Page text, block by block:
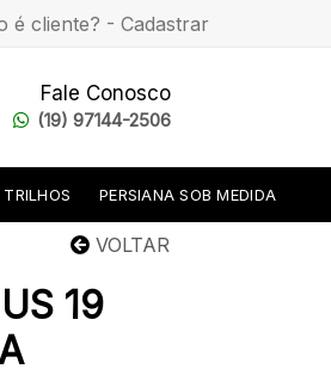
é cliente? - Cadastrar
Fale Conosco
(19) 97144-2506
TRILHOS PERSIANA SOB MEDIDA
VOLTAR
19